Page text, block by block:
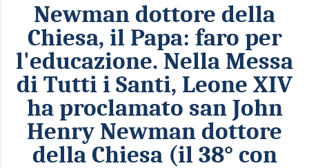
Newman dottore della
Chiesa, il Papa: faro per
l'educazione. Nella Messa
di Tutti i Santi, Leone XIV
ha proclamato san John
Henry Newman dottore
della Chiesa (il 38° con